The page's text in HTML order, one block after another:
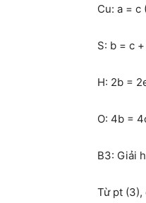
Cu: a = c
S: b = c
H: 2b =
O: 4b =
B3: Giải
Từ pt (3),